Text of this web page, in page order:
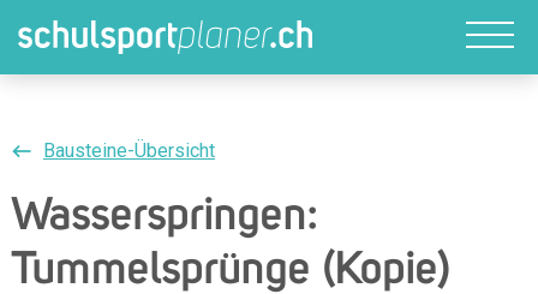
Bausteine-Übersicht
Wasserspringen:
Tummelsprünge (Kopie)